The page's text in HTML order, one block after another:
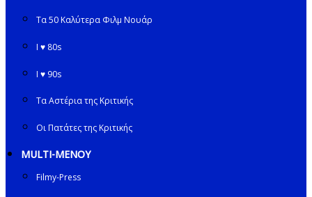
Τα 50 Καλύτερα Φιλμ Νουάρ
I ♥ 80s
I ♥ 90s
Τα Αστέρια της Κριτικής
Οι Πατάτες της Κριτικής
MULTI-ΜΕΝΟΥ
Filmy-Press